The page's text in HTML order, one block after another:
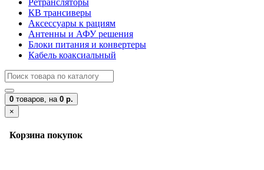
Ретрансляторы
КВ трансиверы
Аксессуары к рациям
Антенны и АФУ решения
Блоки питания и конвертеры
Кабель коаксиальный
0 товаров, на 0 р.
×
Корзина покупок